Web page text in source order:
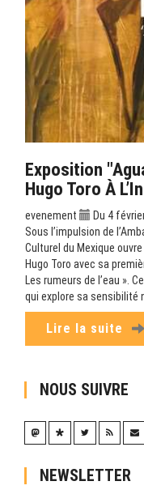
Exposition
Hugo Toro À
evenement
Du 4
Sous l’impulsion de
Culturel du Mexique
Hugo Toro avec sa
Les rumeurs de l’eau ».
qui explore sa sensibilité
Lire la suite
NOUS SUIVRE
NEWSLETTER